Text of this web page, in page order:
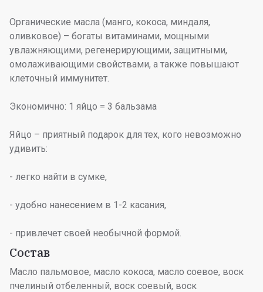
Органические масла (манго, кокоса, миндаля,
оливковое) – богаты витаминами, мощными
увлажняющими, регенерирующими, защитными,
омолаживающими свойствами, а также повышают
клеточный иммунитет.
Экономично: 1 яйцо = 3 бальзама
Яйцо – приятный подарок для тех, кого невозможно
удивить:
- легко найти в сумке,
- удобно нанесением в 1-2 касания,
- привлечет своей необычной формой.
Состав
Масло пальмовое, масло кокоса, масло соевое, воск
пчелиный отбеленный, воск соевый, воск